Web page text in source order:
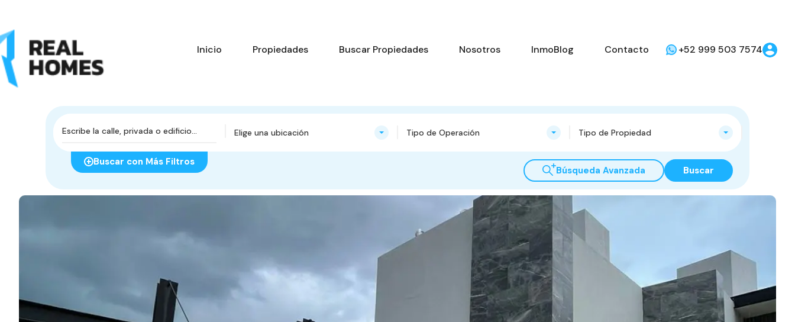
Inicio Propiedades Buscar Propiedades Nosotros InmoBlog Contacto +52 999 503 7574
Elige una ubicación Tipo de Operación Tipo de Propiedad
Buscar con Más Filtros
Búsqueda Avanzada Buscar